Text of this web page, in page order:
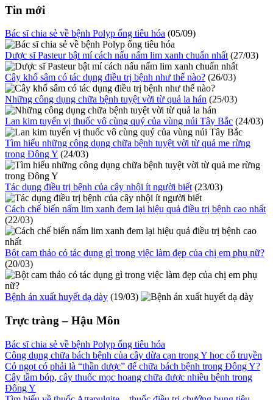
Tin mới
Bác sĩ chia sẻ về bệnh Polyp ống tiêu hóa (05/09)
Dược sĩ Pasteur bật mí cách nấu nấm lim xanh chuẩn nhất (27/03)
Cây khổ sâm có tác dụng điều trị bệnh như thế nào? (26/03)
Những công dụng chữa bệnh tuyệt vời từ quả la hán (25/03)
Lan kim tuyến vị thuốc vô cùng quý của vùng núi Tây Bắc (24/03)
Tìm hiểu những công dụng chữa bệnh tuyệt vời từ quả me rừng
trong Đông Y (24/03)
Tác dụng điều trị bệnh của cây nhội ít người biết (23/03)
Cách chế biến nấm lim xanh đem lại hiệu quả điều trị bệnh cao nhất
(22/03)
Bột cam thảo có tác dụng gì trong việc làm đẹp của chị em phụ nữ?
(20/03)
Bệnh án xuất huyết dạ dày (19/03)
Trực tràng – Hậu Môn
Bác sĩ chia sẻ về bệnh Polyp ống tiêu hóa
Công dụng chữa bách bệnh của cây dừa cạn trong Y học cổ truyền
Cỏ ngọt có phải là “thần dược” để chữa bách bệnh trong Đông Y?
Cây tầm bóp, cây thuốc mọc hoang chữa được nhiều bệnh trong
Đông Y